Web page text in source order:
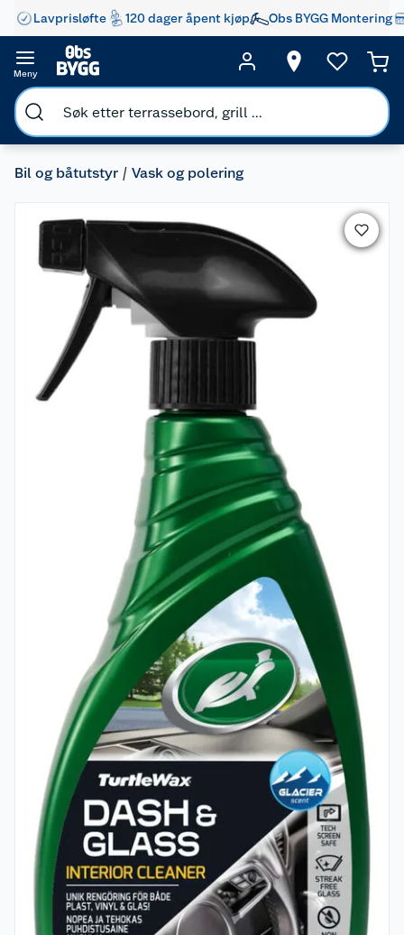
Lavprisløfte 120 dager åpent kjøp Obs BYGG Montering
Meny
Bil og båtutstyr Vask og polering